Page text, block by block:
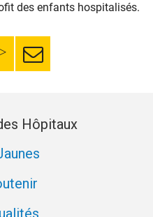
des enfants hospitalisés.
espaceS’inscrire à la
newsletter
Hôpitaux